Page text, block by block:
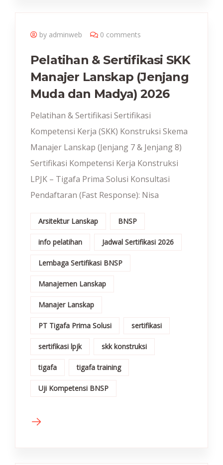
by adminweb 0 comments
Pelatihan & Sertifikasi SKK
Manajer Lanskap (Jenjang
Muda dan Madya) 2026
Pelatihan & Sertifikasi Sertifikasi
Kompetensi Kerja (SKK) Konstruksi Skema
Manajer Lanskap (Jenjang 7 & Jenjang 8)
Sertifikasi Kompetensi Kerja Konstruksi
LPJK – Tigafa Prima Solusi Konsultasi
Pendaftaran (Fast Response): Nisa
Arsitektur Lanskap BNSP
info pelatihan Jadwal Sertifikasi 2026
Lembaga Sertifikasi BNSP
Manajemen Lanskap
Manajer Lanskap
PT Tigafa Prima Solusi sertifikasi
sertifikasi lpjk skk konstruksi
tigafa tigafa training
Uji Kompetensi BNSP